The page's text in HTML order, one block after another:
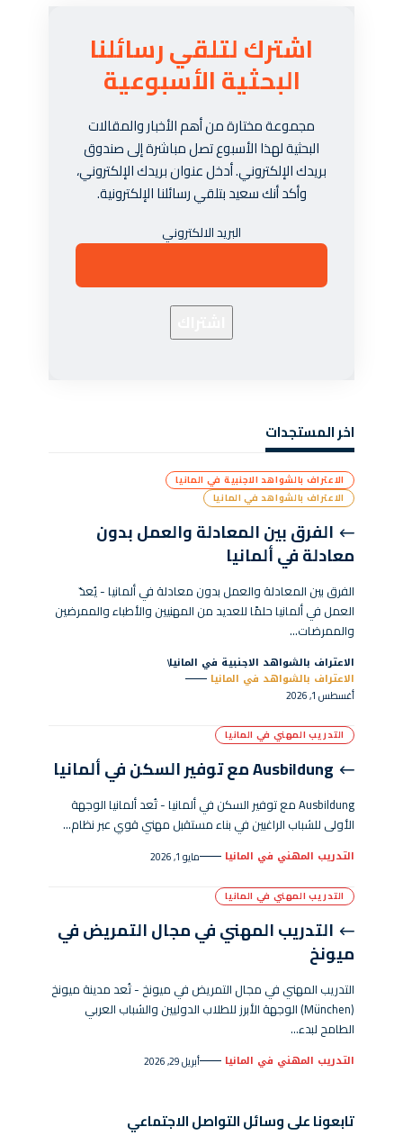
اشترك لتلقي رسائلنا
البحثية الأسبوعية
مجموعة مختارة من أهم الأخبار والمقالات
البحثية لهذا الأسبوع تصل مباشرة إلى صندوق
بريدك الإلكتروني. أدخل عنوان بريدك الإلكتروني،
وأكد أنك سعيد بتلقي رسائلنا الإلكترونية.
البريد الالكتروني
اخر المستجدات
الاعتراف بالشواهد الاجنبية في المانيا
الاعتراف بالشواهد في المانيا
الفرق بين المعادلة والعمل بدون
معادلة في ألمانيا
الفرق بين المعادلة والعمل بدون معادلة في ألمانيا - يُعدّ
العمل في ألمانيا حلمًا للعديد من المهنيين والأطباء والممرضين
والممرضات…
الاعتراف بالشواهد الاجنبية في المانيا
الاعتراف بالشواهد في المانيا
أغسطس 1, 2026
التدريب المهني في المانيا
Ausbildung مع توفير السكن في ألمانيا
Ausbildung مع توفير السكن في ألمانيا - تُعد ألمانيا الوجهة
الأولى للشباب الراغبين في بناء مستقبل مهني قوي عبر نظام…
التدريب المهني في المانيا مايو 1, 2026
التدريب المهني في المانيا
التدريب المهني في مجال التمريض في
ميونخ
التدريب المهني في مجال التمريض في ميونخ - تُعد مدينة ميونخ
(München) الوجهة الأبرز للطلاب الدوليين والشباب العربي
الطامح لبدء…
التدريب المهني في المانيا أبريل 29, 2026
تابعونا على وسائل التواصل الاجتماعي